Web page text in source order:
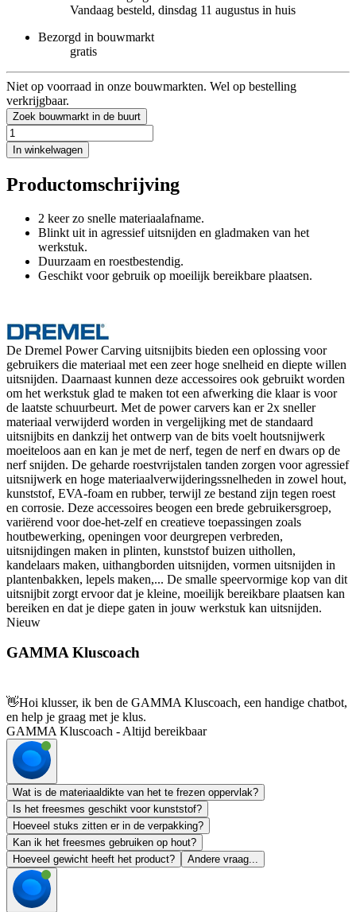
Vandaag besteld, dinsdag 11 augustus in huis
Bezorgd in bouwmarkt
gratis
Niet op voorraad in onze bouwmarkten. Wel op bestelling
verkrijgbaar.
Zoek bouwmarkt in de buurt
In winkelwagen
Productomschrijving
2 keer zo snelle materiaalafname.
Blinkt uit in agressief uitsnijden en gladmaken van het
werkstuk.
Duurzaam en roestbestendig.
Geschikt voor gebruik op moeilijk bereikbare plaatsen.
De Dremel Power Carving uitsnijbits bieden een oplossing voor
gebruikers die materiaal met een zeer hoge snelheid en diepte willen
uitsnijden. Daarnaast kunnen deze accessoires ook gebruikt worden
om het werkstuk glad te maken tot een afwerking die klaar is voor
de laatste schuurbeurt. Met de power carvers kan er 2x sneller
materiaal verwijderd worden in vergelijking met de standaard
uitsnijbits en dankzij het ontwerp van de bits voelt houtsnijwerk
moeiteloos aan en kan je met de nerf, tegen de nerf en dwars op de
nerf snijden. De geharde roestvrijstalen tanden zorgen voor agressief
uitsnijwerk en hoge materiaalverwijderingssnelheden in zowel hout,
kunststof, EVA-foam en rubber, terwijl ze bestand zijn tegen roest
en corrosie. Deze accessoires beogen een brede gebruikersgroep,
variërend voor doe-het-zelf en creatieve toepassingen zoals
houtbewerking, openingen voor deurgrepen verbreden,
uitsnijdingen maken in plinten, kunststof buizen uithollen,
kandelaars maken, uithangborden uitsnijden, vormen uitsnijden in
plantenbakken, lepels maken,... De smalle speervormige kop van dit
uitsnijbit zorgt ervoor dat je kleine, moeilijk bereikbare plaatsen kan
bereiken en dat je diepe gaten in jouw werkstuk kan uitsnijden.
Nieuw
GAMMA Kluscoach
👋Hoi klusser, ik ben de GAMMA Kluscoach, een handige chatbot,
en help je graag met je klus.
GAMMA Kluscoach - Altijd bereikbaar
Wat is de materiaaldikte van het te frezen oppervlak?
Is het freesmes geschikt voor kunststof?
Hoeveel stuks zitten er in de verpakking?
Kan ik het freesmes gebruiken op hout?
Hoeveel gewicht heeft het product?
Andere vraag...